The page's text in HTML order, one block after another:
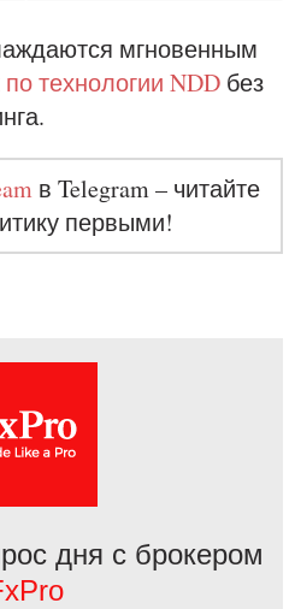
мгновенным
технологии NDD без
в Telegram – читайте
первыми!
дня с брокером